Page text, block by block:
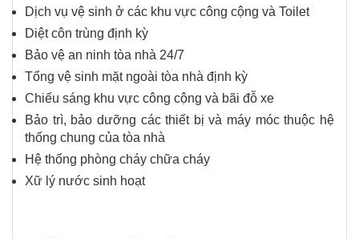
Dịch vụ vệ sinh ở các khu vực công cộng và Toilet
Diệt côn trùng định kỳ
Bảo vệ an ninh tòa nhà 24/7
Tổng vệ sinh mặt ngoài tòa nhà định kỳ
Chiếu sáng khu vực công cộng và bãi đỗ xe
Bảo trì, bảo dưỡng các thiết bị và máy móc thuộc hệ
thống chung của tòa nhà
Hệ thống phòng cháy chữa cháy
Xữ lý nước sinh hoạt